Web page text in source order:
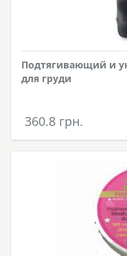
Подтягивающий и
для груди
360.8 грн.